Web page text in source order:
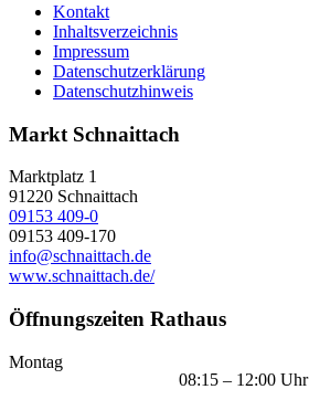
Kontakt
Inhaltsverzeichnis
Impressum
Datenschutzerklärung
Datenschutzhinweis
Markt Schnaittach
Marktplatz 1
91220 Schnaittach
09153 409-0
09153 409-170
info@schnaittach.de
www.schnaittach.de/
Öffnungszeiten Rathaus
Montag
08:15 – 12:00 Uhr